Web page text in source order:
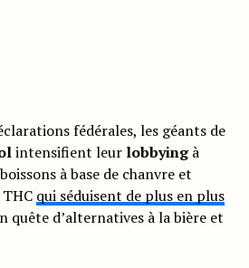
fédérales, les géants de
intensifient leur lobbyingà
à base de chanvre et
qui séduisent de plus en plus
quête d’alternatives à la bière et